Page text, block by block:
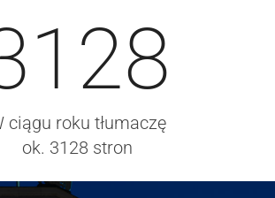
ciągu roku tłumaczę
ok. 3128 stron